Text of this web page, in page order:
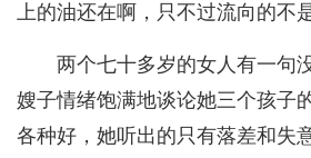
上的油还在啊，只不过流向的不
两个七十多岁的女人有一句
嫂子情绪饱满地谈论她三个孩子
各种好，她听出的只有落差和失